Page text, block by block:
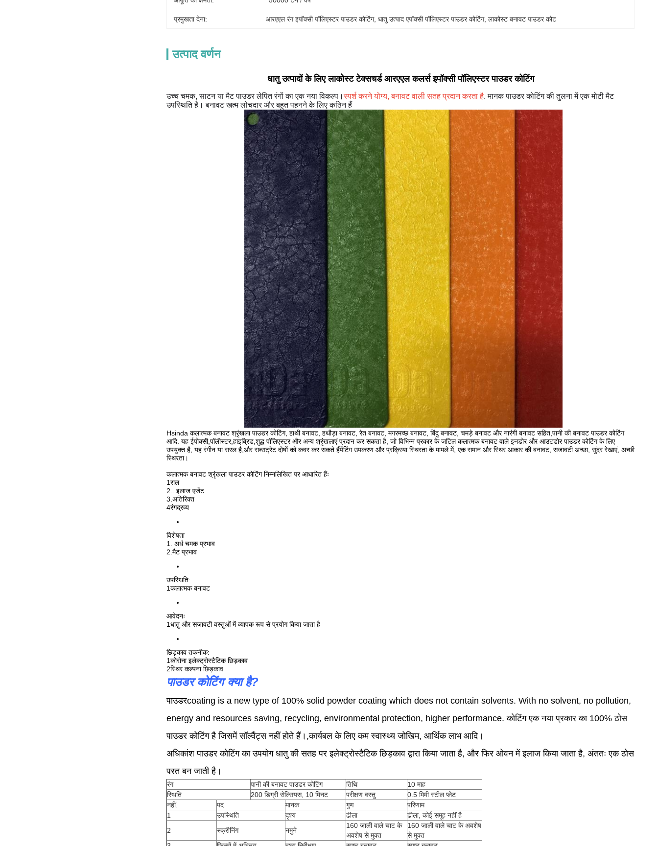
प्रमुखता देना: आरएएल रंग इपॉक्सी पॉलिएस्टर पाउडर कोटिंग, धातु उत्पाद एपॉक्सी पॉलिएस्टर पाउडर कोटिंग, लाकोस्ट बनावट पाउडर कोट
उत्पाद वर्णन
धातु उत्पादों के लिए लाकोस्ट टेक्सचर्ड आरएएल कलर्स इपॉक्सी पॉलिएस्टर पाउडर कोटिंग
उच्च चमक, साटन या मैट पाउडर लेपित रंगों का एक नया विकल्प।स्पर्श करने योग्य, बनावट वाली सतह प्रदान करता है. मानक पाउडर कोटिंग की तुलना में एक मोटी मैट
उपस्थिति है। बनावट खत्म लोचदार और बहुत पहनने के लिए कठिन हैं
Hsinda कलात्मक बनावट श्रृंखला पाउडर कोटिंग, हाथी बनावट, हथौड़ा बनावट, रेत बनावट, मगरमच्छ बनावट, बिंदु बनावट, चमड़े बनावट और नारंगी बनावट सहित,पानी की बनावट पाउडर कोटिंग
आदि. यह ईपोक्सी,पॉलीस्टर,हाइब्रिड,शुद्ध पॉलिएस्टर और अन्य श्रृंखलाएं प्रदान कर सकता है, जो विभिन्न प्रकार के जटिल कलात्मक बनावट वाले इनडोर और आउटडोर पाउडर कोटिंग के लिए
उपयुक्त है, यह रंगीन या सरल है,और सब्सट्रेट दोषों को कवर कर सकते हैंपेंटिंग उपकरण और प्रक्रिया स्थिरता के मामले में, एक समान और स्थिर आकार की बनावट, सजावटी अच्छा, सुंदर रेखाएं, अच्छी
स्थिरता।
कलात्मक बनावट श्रृंखला पाउडर कोटिंग निम्नलिखित पर आधारित हैंः
1राल
2.. इलाज एजेंट
3.अतिरिक्त
4रंगद्रव्य
विशेषता
1. अर्ध चमक प्रभाव
2.मैट प्रभाव
उपस्थिति:
1कलात्मक बनावट
आवेदनः
1धातु और सजावटी वस्तुओं में व्यापक रूप से प्रयोग किया जाता है
छिड़काव तकनीक:
1कोरोना इलेक्ट्रोस्टैटिक छिड़काव
2स्थिर कल्पना छिड़काव
पाउडर कोटिंग क्या है?
पाउडरcoating is a new type of 100% solid powder coating which does not contain solvents. With no solvent, no pollution,
energy and resources saving, recycling, environmental protection, higher performance. कोटिंग एक नया प्रकार का 100% ठोस
पाउडर कोटिंग है जिसमें सॉल्वैंट्स नहीं होते हैं।,कार्यबल के लिए कम स्वास्थ्य जोखिम, आर्थिक लाभ आदि।
अधिकांश पाउडर कोटिंग का उपयोग धातु की सतह पर इलेक्ट्रोस्टैटिक छिड़काव द्वारा किया जाता है, और फिर ओवन में इलाज किया जाता है, अंततः एक ठोस
परत बन जाती है।
रंग पानी की बनावट पाउडर कोटिंग तिथि
10 माह
स्थिति
200 डिग्री सेल्सियस, 10 मिनट परीक्षण वस्तु
0.5 मिमी स्टील प्लेट
नहीं.
पद मानक गुण
परिणाम
1
उपस्थिति दृश्य ढीला
ढीला, कोई समूह नहीं है
2
स्क्रीनिंग नमुने
160 जाली वाले चाट के
अवशेष से मुक्त
160 जाली वाले चाट के अवशेष
से मुक्त